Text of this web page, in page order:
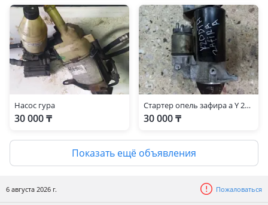
Насос гура
30 000 ₸
Стартер опель зафира а Y 20 DTH
30 000 ₸
Показать ещё объявления
6 августа 2026 г. Пожаловаться